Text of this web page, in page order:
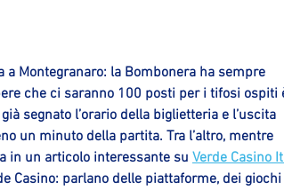
a Montegranaro: la Bombonera ha sempre
che ci saranno 100 posti per i tifosi ospiti
segnato l’orario della biglietteria e l’uscita
un minuto della partita. Tra l’altro, mentre
in un articolo interessante su Verde Casino
Casino: parlano delle piattaforme, dei